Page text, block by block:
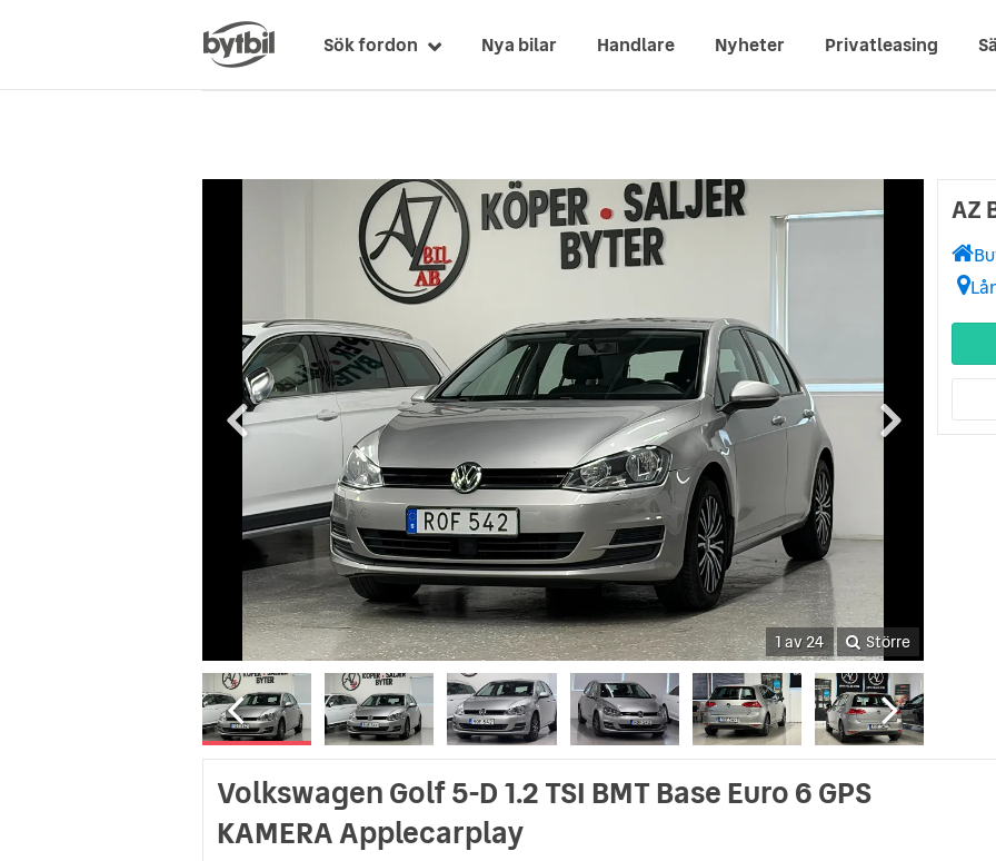
Sök fordon Nya bilar Handlare Nyheter Privatleasing
1 av 24 Större
AZ
Volkswagen Golf 5-D 1.2 TSI BMT Base Euro 6 GPS
KAMERA Applecarplay